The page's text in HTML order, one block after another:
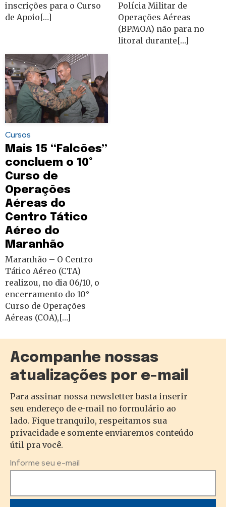
inscrições para o Curso
de Apoio[…]
Polícia Militar de
Operações Aéreas
(BPMOA) não para no
litoral durante[…]
Cursos
Mais 15 “Falcões”
concluem o 10º
Curso de
Operações
Aéreas do
Centro Tático
Aéreo do
Maranhão
Maranhão – O Centro
Tático Aéreo (CTA)
realizou, no dia 06/10, o
encerramento do 10°
Curso de Operações
Aéreas (COA),[…]
Acompanhe nossas
atualizações por e-mail
Para assinar nossa newsletter basta inserir
seu endereço de e-mail no formulário ao
lado. Fique tranquilo, respeitamos sua
privacidade e somente enviaremos conteúdo
útil pra você.
Informe seu e-mail